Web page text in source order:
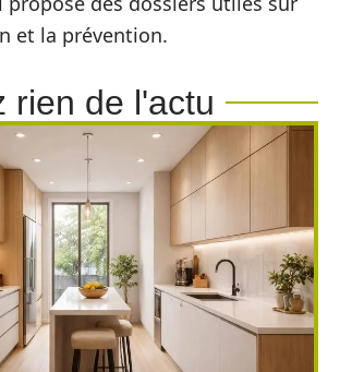
et la prévention.
rien de l'actu